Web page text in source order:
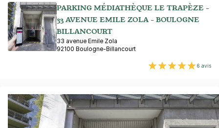
PARKING MÉDIATHÈQUE LE TRAPÈZE -
33 AVENUE EMILE ZOLA - BOULOGNE
BILLANCOURT
33 avenue Emile Zola
92100 Boulogne-Billancourt
6 avis